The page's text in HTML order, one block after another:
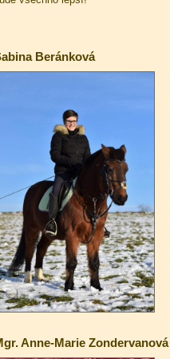
Beránková
Anne-Marie Zondervanová